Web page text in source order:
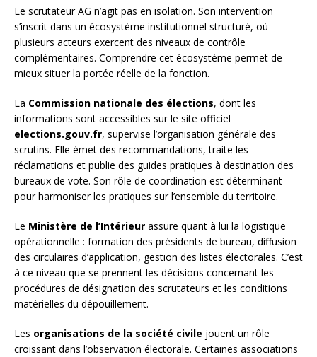
Le scrutateur AG n’agit pas en isolation. Son intervention
s’inscrit dans un écosystème institutionnel structuré, où
plusieurs acteurs exercent des niveaux de contrôle
complémentaires. Comprendre cet écosystème permet de
mieux situer la portée réelle de la fonction.
La Commission nationale des élections, dont les
informations sont accessibles sur le site officiel
elections.gouv.fr, supervise l’organisation générale des
scrutins. Elle émet des recommandations, traite les
réclamations et publie des guides pratiques à destination des
bureaux de vote. Son rôle de coordination est déterminant
pour harmoniser les pratiques sur l’ensemble du territoire.
Le Ministère de l’Intérieur assure quant à lui la logistique
opérationnelle : formation des présidents de bureau, diffusion
des circulaires d’application, gestion des listes électorales. C’est
à ce niveau que se prennent les décisions concernant les
procédures de désignation des scrutateurs et les conditions
matérielles du dépouillement.
Les organisations de la société civile jouent un rôle
croissant dans l’observation électorale. Certaines associations